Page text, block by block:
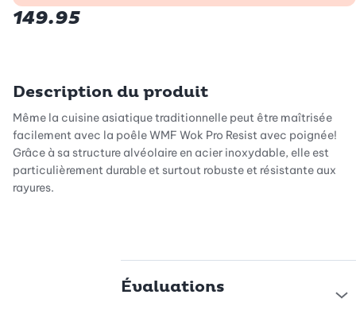
149.95
Description du produit
Même la cuisine asiatique traditionnelle peut être maîtrisée
facilement avec la poêle WMF Wok Pro Resist avec poignée!
Grâce à sa structure alvéolaire en acier inoxydable, elle est
particulièrement durable et surtout robuste et résistante aux
rayures.
qui est particulièrement souvoureuse parlant de viande et de
Évaluations